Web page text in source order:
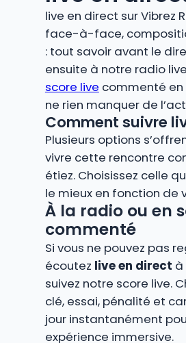
live en direct sur Vibrez
face-à-face,
: tout savoir avant le
ensuite à notre radio
score live commenté
ne rien manquer de
Comment suivre
Plusieurs options
vivre cette rencontre
étiez. Choisissez celle
le mieux en fonction de
À la radio ou en
commenté
Si vous ne pouvez pas
écoutez live en direct à
suivez notre score live.
clé, essai, pénalité et
jour instantanément
expérience immersive.